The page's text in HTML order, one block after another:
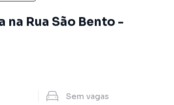
na Rua São Bento -
Sem vagas